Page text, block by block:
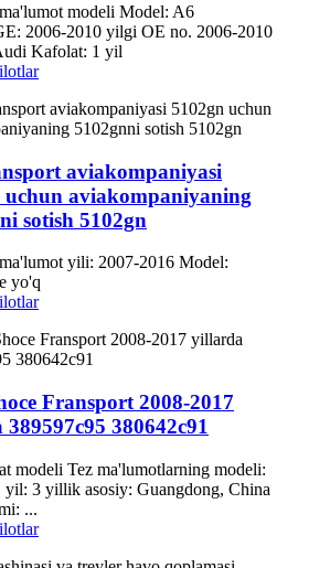
modeli Model: A6
2006-2010 yilgi OE no. 2006-2010
Kafolat: 1 yil
aviakompaniyasi
uchun aviakompaniyaning
sotish 5102gn
yili: 2007-2016 Model:
yo'q
Fransport 2008-2017
380642c91
modeli Tez ma'lumotlarning modeli:
yil: 3 yillik asosiy: Guangdong, China
...